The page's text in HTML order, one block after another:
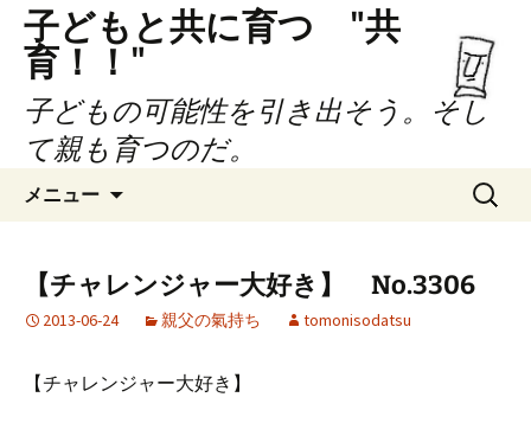
子どもと共に育つ "共
育！！"
子どもの可能性を引き出そう。そし
て親も育つのだ。
メニュー
ツ
キ
検
索:
【チャレンジャー大好き】 No.3306
2013-06-24 親父の氣持ち tomonisodatsu
【チャレンジャー大好き】